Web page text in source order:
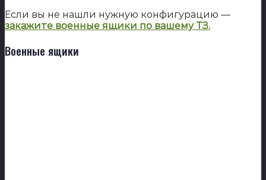
Если вы не нашли нужную конфигурацию —
закажите военные ящики по вашему ТЗ.
Военные ящики